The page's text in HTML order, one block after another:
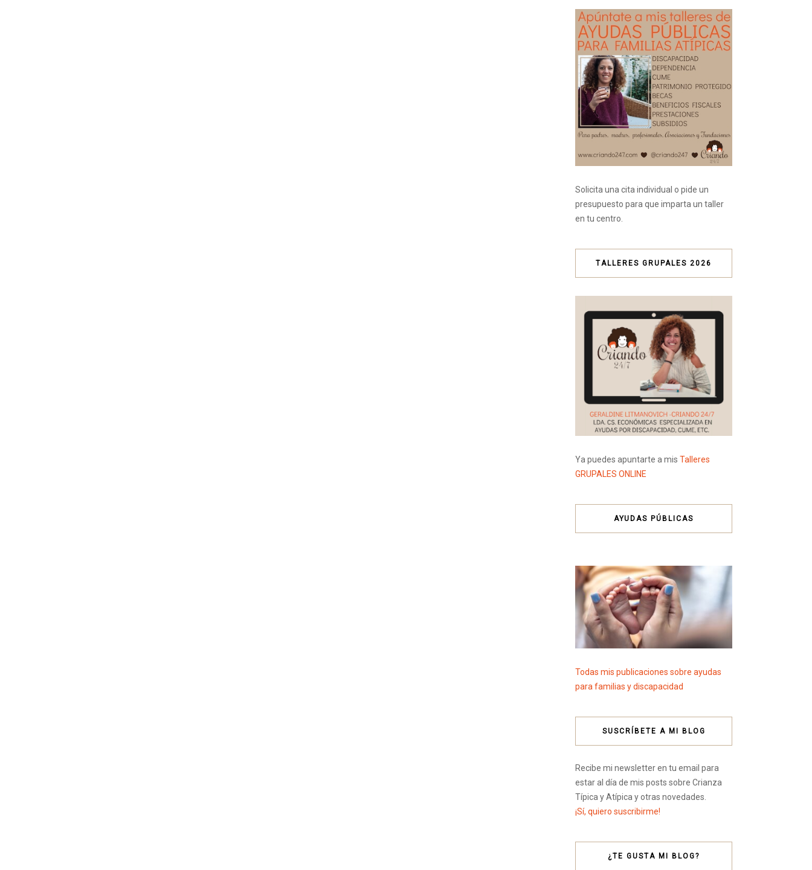
Solicita una cita individual o pide un
presupuesto para que imparta un taller
en tu centro.
TALLERES GRUPALES 2026
Ya puedes apuntarte a mis Talleres
GRUPALES ONLINE
AYUDAS PÚBLICAS
Todas mis publicaciones sobre ayudas
para familias y discapacidad
SUSCRÍBETE A MI BLOG
Recibe mi newsletter en tu email para
estar al día de mis posts sobre Crianza
Típica y Atípica y otras novedades.
¡Sí, quiero suscribirme!
¿TE GUSTA MI BLOG?